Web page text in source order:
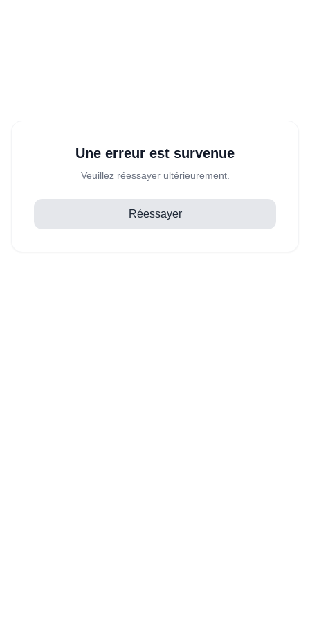
Une erreur est survenue
Veuillez réessayer ultérieurement.
Réessayer